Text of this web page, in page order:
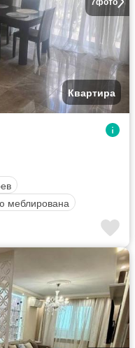
Квартира
меблирована